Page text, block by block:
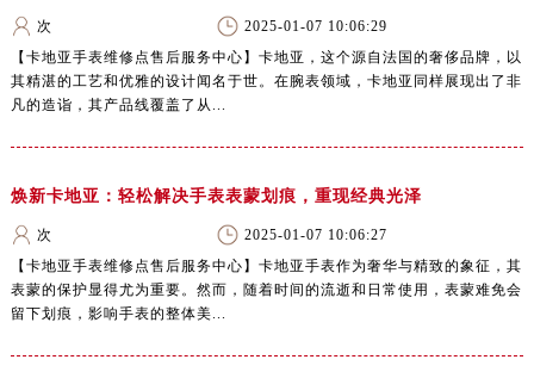
次
2025-01-07 10:06:29
【卡地亚手表维修点售后服务中心】卡地亚，这个源自法国的奢侈品牌，以
其精湛的工艺和优雅的设计闻名于世。在腕表领域，卡地亚同样展现出了非
凡的造诣，其产品线覆盖了从...
焕新卡地亚：轻松解决手表表蒙划痕，重现经典光泽
次
2025-01-07 10:06:27
【卡地亚手表维修点售后服务中心】卡地亚手表作为奢华与精致的象征，其
表蒙的保护显得尤为重要。然而，随着时间的流逝和日常使用，表蒙难免会
留下划痕，影响手表的整体美...